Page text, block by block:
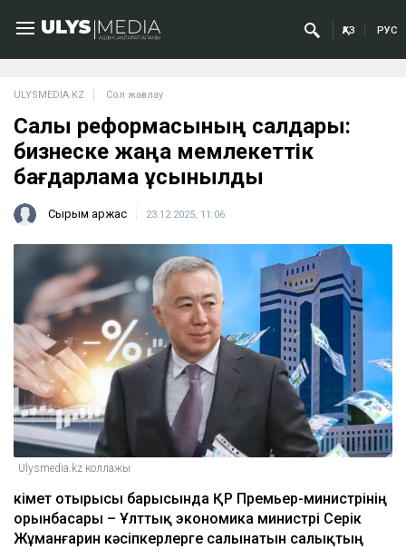
ҚАЗ РУС
ULYSMEDIA.KZ Сол жағалау
Салық реформасының салдары:
бизнеске жаңа мемлекеттік
бағдарлама ұсынылды
Сырым Қаржас 23.12.2025, 11:06
Ulysmedia.kz коллажы
Үкімет отырысы барысында ҚР Премьер-министрінің
орынбасары – Ұлттық экономика министрі Серік
Жұманғарин кәсіпкерлерге салынатын салықтың